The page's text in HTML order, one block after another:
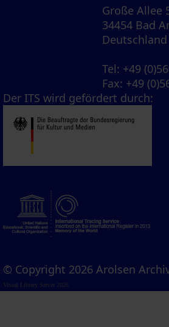
Große Allee
34454 Bad
Deutschland
Tel: +49
Fax: +49
Der ITS wird gefördert durch:
© Copyright 2026 Arolsen
Visual Library Server 2026